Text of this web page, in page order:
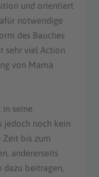
und orientiert
notwendige
des Bauches
sehr viel Action
von Mama
seine
jedoch noch kein
Zeit bis zum
andererseits
dazu beitragen,